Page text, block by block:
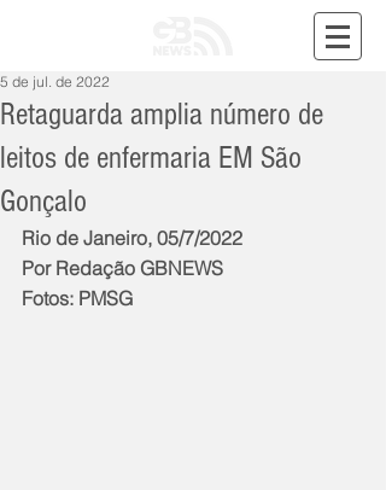
Retaguarda amplia número de
leitos de enfermaria EM São
Gonçalo
5 de jul. de 2022
Rio de Janeiro, 05/7/2022
Por Redação GBNEWS
Fotos: PMSG